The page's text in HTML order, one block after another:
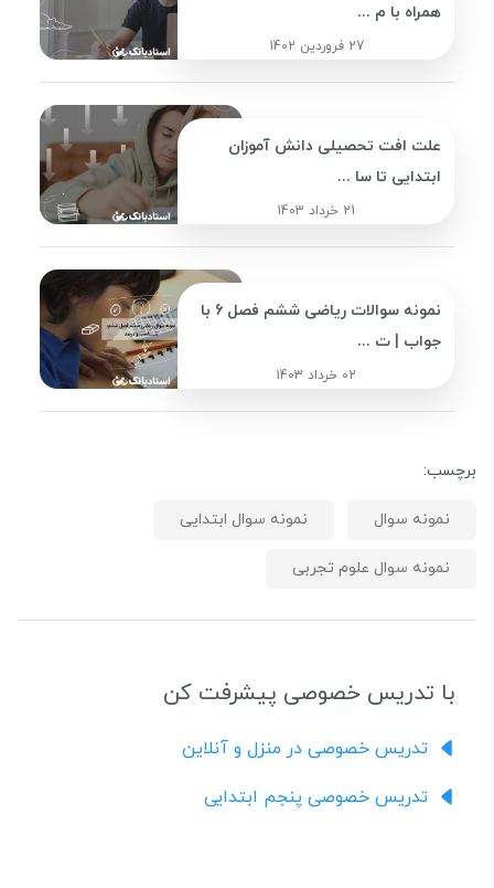
همراه با م ...
27 فروردین 1402
علت افت تحصیلی دانش آموزان
ابتدایی تا سا ...
21 خرداد 1403
نمونه سوالات ریاضی ششم فصل 6 با
جواب | ت ...
02 خرداد 1403
برچسب:
نمونه سوال نمونه سوال ابتدایی
نمونه سوال علوم تجربی
با تدریس خصوصی پیشرفت کن
تدریس خصوصی در منزل و آنلاین
تدریس خصوصی پنجم ابتدایی